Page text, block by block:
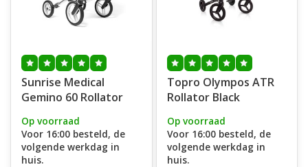
Sunrise Medical
Gemino 60 Rollator
Op voorraad
Voor 16:00 besteld, de
volgende werkdag in
huis.
Topro Olympos ATR
Rollator Black
Op voorraad
Voor 16:00 besteld, de
volgende werkdag in
huis.